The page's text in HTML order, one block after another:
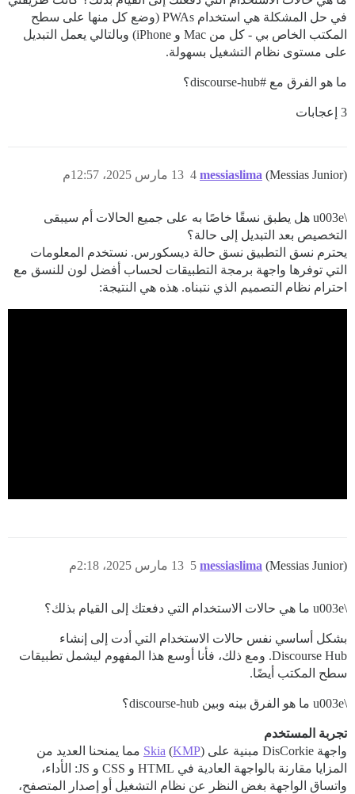
في حل المشكلة هي استخدام PWAs (وضع كل منها على سطح
المكتب الخاص بي - كل من Mac و iPhone) وبالتالي يعمل التبديل
على مستوى نظام التشغيل بسهولة.
ما هو الفرق مع #discourse-hub؟
3 إعجابات
messiaslima (Messias Junior) 13 مارس 2025، 12:57م 4
\u003e هل يطبق نسقًا خاصًا به على جميع الحالات أم سيبقى
التخصيص بعد التبديل إلى حالة؟
يحترم نسق التطبيق نسق حالة ديسكورس. نستخدم المعلومات
التي توفرها واجهة برمجة التطبيقات لحساب أفضل لون للنسق مع
احترام نظام التصميم الذي نتبناه. هذه هي النتيجة:
messiaslima (Messias Junior) 13 مارس 2025، 2:18م 5
\u003e ما هي حالات الاستخدام التي دفعتك إلى القيام بذلك؟
بشكل أساسي نفس حالات الاستخدام التي أدت إلى إنشاء
Discourse Hub. ومع ذلك، فأنا أوسع هذا المفهوم ليشمل تطبيقات
سطح المكتب أيضًا.
\u003e ما هو الفرق بينه وبين discourse-hub؟
تجربة المستخدم
واجهة DisCorkie مبنية على
Skia (KMP
) مما يمنحنا العديد من
المزايا مقارنة بالواجهة العادية في HTML و CSS و JS: الأداء،
واتساق الواجهة بغض النظر عن نظام التشغيل أو إصدار المتصفح،